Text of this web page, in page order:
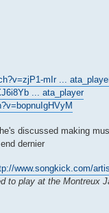
mIr ...
... ata_player
discussed making
dernier
www.songkick.com/
to play at the Montreux